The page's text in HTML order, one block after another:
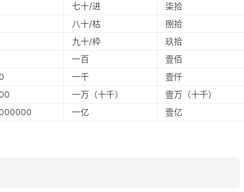
七十/进
柒拾
八十/枯
捌拾
九十/枠
玖拾
一百
壹佰
一千
壹仟
一万（十千）
壹万（十千）
一亿 壹亿